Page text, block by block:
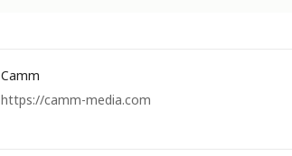
Camm
https://camm-media.com